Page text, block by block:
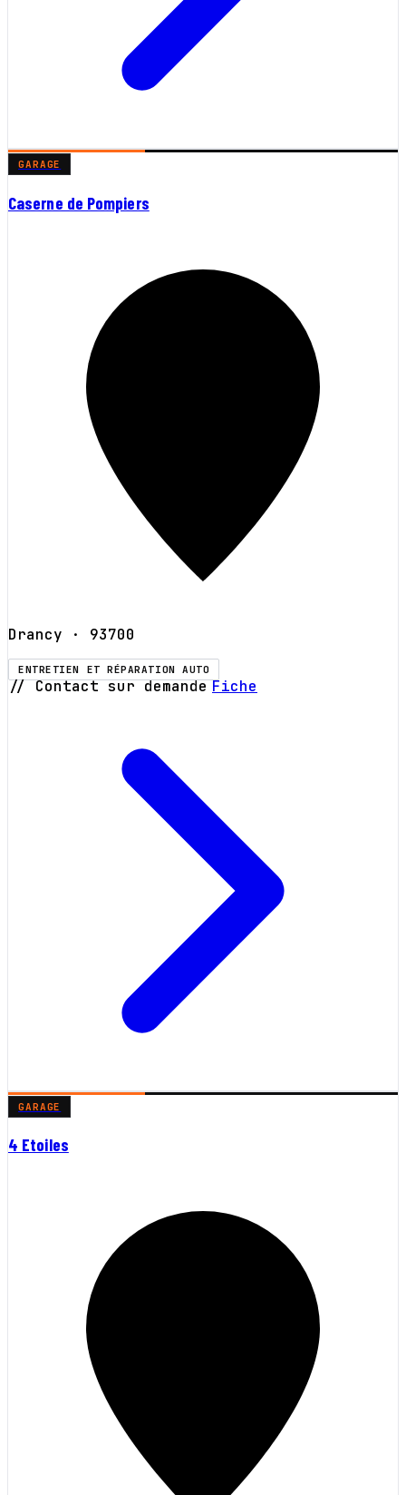
GARAGE
Caserne de Pompiers
Drancy · 93700
ENTRETIEN ET RÉPARATION AUTO
// Contact sur demande Fiche
GARAGE
4 Etoiles